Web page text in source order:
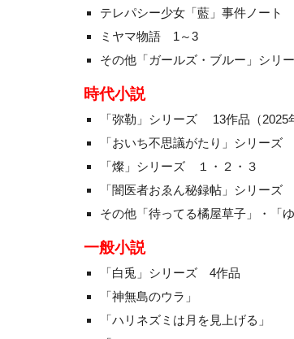
テレパシー少女「藍」事件ノート
ミヤマ物語 1～3
その他「ガールズ・ブルー」シリ
時代小説
「弥勒」シリーズ 13作品（2025
「おいち不思議がたり」シリーズ
「燦」シリーズ １・２・３
「闇医者おゑん秘録帖」シリーズ
その他「待ってる橘屋草子」・「
一般小説
「白兎」シリーズ 4作品
「神無島のウラ」
「ハリネズミは月を見上げる」